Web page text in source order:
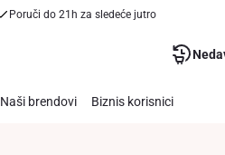
Poruči do 21h za sledeće jutro
Naši brendovi Biznis korisnici